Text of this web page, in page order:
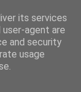
its services
user-agent are
and security
usage